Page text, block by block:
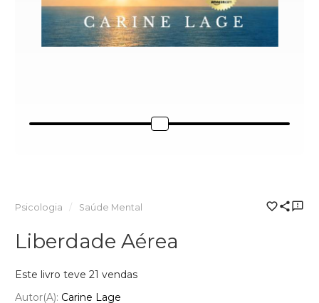
Psicologia Saúde Mental
Liberdade Aérea
Este livro teve 21 vendas
Autor(a): Carine Lage